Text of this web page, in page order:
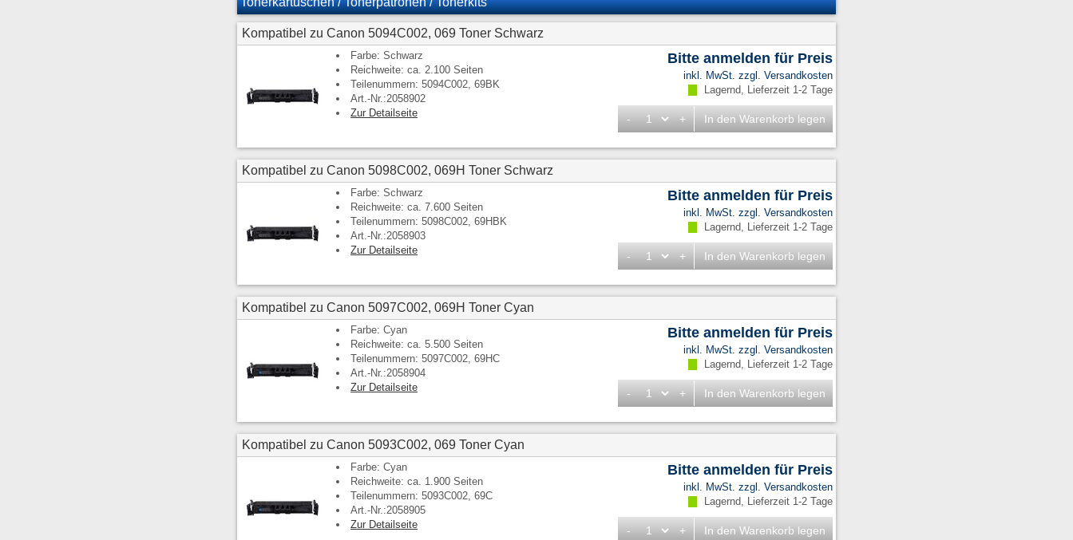
Kompatibel zu Canon 5094C002, 069 Toner Schwarz
Farbe: Schwarz
Reichweite: ca. 2.100 Seiten
Teilenummern: 5094C002, 69BK
Art.-Nr.:2058902
Zur Detailseite
Bitte anmelden für Preis
inkl. MwSt. zzgl. Versandkosten
Lagernd, Lieferzeit 1-2 Tage
- + In den Warenkorb legen
Kompatibel zu Canon 5098C002, 069H Toner Schwarz
Farbe: Schwarz
Reichweite: ca. 7.600 Seiten
Teilenummern: 5098C002, 69HBK
Art.-Nr.:2058903
Zur Detailseite
Bitte anmelden für Preis
inkl. MwSt. zzgl. Versandkosten
Lagernd, Lieferzeit 1-2 Tage
- + In den Warenkorb legen
Kompatibel zu Canon 5097C002, 069H Toner Cyan
Farbe: Cyan
Reichweite: ca. 5.500 Seiten
Teilenummern: 5097C002, 69HC
Art.-Nr.:2058904
Zur Detailseite
Bitte anmelden für Preis
inkl. MwSt. zzgl. Versandkosten
Lagernd, Lieferzeit 1-2 Tage
- + In den Warenkorb legen
Kompatibel zu Canon 5093C002, 069 Toner Cyan
Farbe: Cyan
Reichweite: ca. 1.900 Seiten
Teilenummern: 5093C002, 69C
Art.-Nr.:2058905
Zur Detailseite
Bitte anmelden für Preis
inkl. MwSt. zzgl. Versandkosten
Lagernd, Lieferzeit 1-2 Tage
- + In den Warenkorb legen